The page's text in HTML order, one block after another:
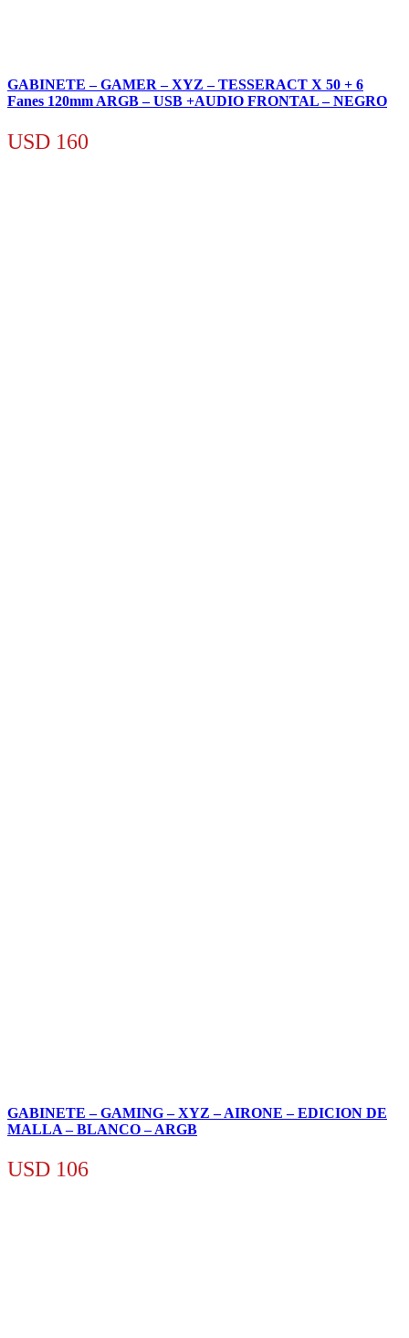
GABINETE – GAMER – XYZ – TESSERACT X 50 + 6
Fanes 120mm ARGB – USB +AUDIO FRONTAL – NEGRO
USD 160
GABINETE – GAMING – XYZ – AIRONE – EDICION DE
MALLA – BLANCO – ARGB
USD 106